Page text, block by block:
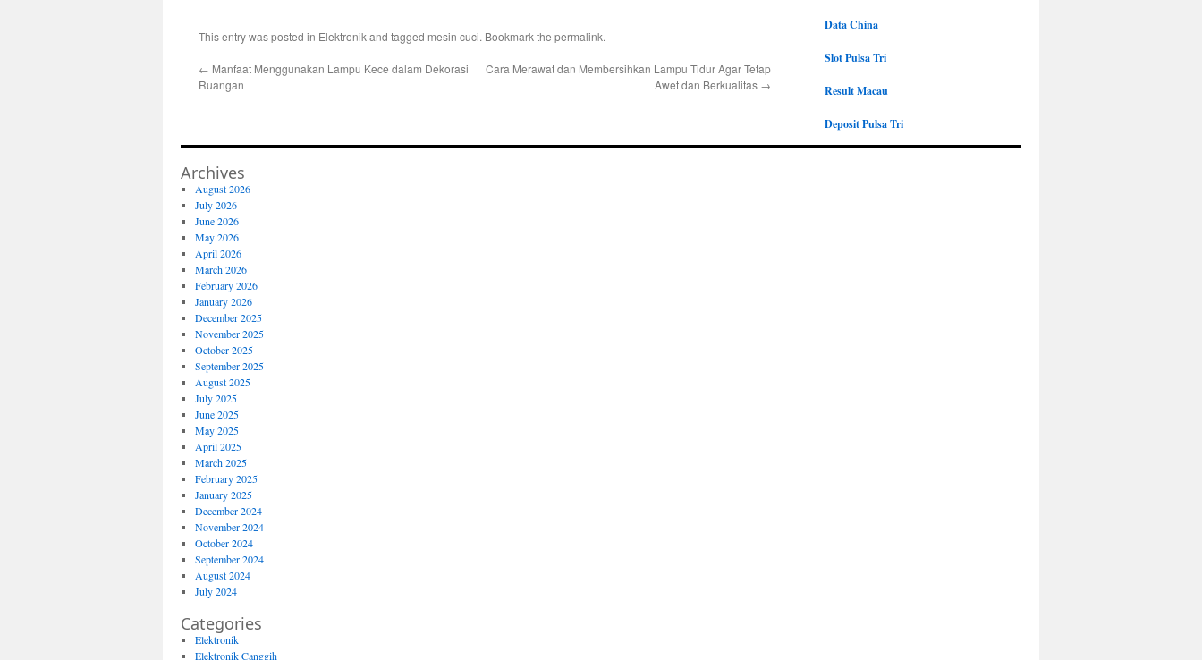
This entry was posted in Elektronikand tagged mesin cuci. Bookmark the permalink.
← Manfaat Menggunakan Lampu Kece dalam Dekorasi
Ruangan
Cara Merawat dan Membersihkan Lampu Tidur Agar Tetap
Awet dan Berkualitas →
Data China
Slot Pulsa Tri
Result Macau
Deposit Pulsa Tri
Archives
August 2026
July 2026
June 2026
May 2026
April 2026
March 2026
February 2026
January 2026
December 2025
November 2025
October 2025
September 2025
August 2025
July 2025
June 2025
May 2025
April 2025
March 2025
February 2025
January 2025
December 2024
November 2024
October 2024
September 2024
August 2024
July 2024
Categories
Elektronik
Elektronik Canggih